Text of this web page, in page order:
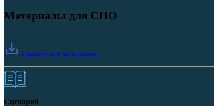
Материалы для СПО
Скачать все материалы
Сценарий